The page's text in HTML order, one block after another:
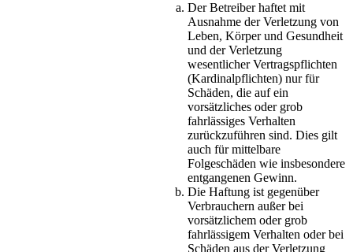
Der Betreiber haftet mit
Ausnahme der Verletzung von
Leben, Körper und Gesundheit
und der Verletzung
wesentlicher Vertragspflichten
(Kardinalpflichten) nur für
Schäden, die auf ein
vorsätzliches oder grob
fahrlässiges Verhalten
zurückzuführen sind. Dies gilt
auch für mittelbare
Folgeschäden wie insbesondere
entgangenen Gewinn.
Die Haftung ist gegenüber
Verbrauchern außer bei
vorsätzlichem oder grob
fahrlässigem Verhalten oder bei
Schäden aus der Verletzung